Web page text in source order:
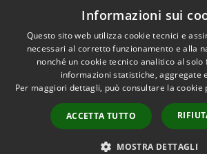
Moduli Privacy Amministrazione
Accessibilità
Informazioni sui
Questo sito web utilizza cookie tecnici e
necessari al corretto funzionamento e alla
nonché un cookie tecnico analitico al
informazioni statistiche, aggregate
Per maggiori dettagli, può consultare la cookie
ACCETTA TUTTO
MOSTRA DETTAGLI